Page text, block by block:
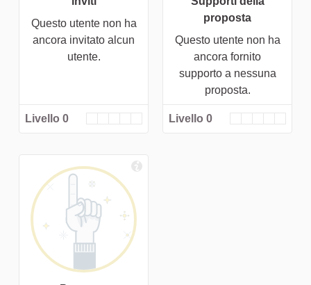
Questo utente non ha
ancora invitato alcun
utente.
Livello 0
proposta
Questo utente non ha
ancora fornito
supporto a nessuna
proposta.
Livello 0